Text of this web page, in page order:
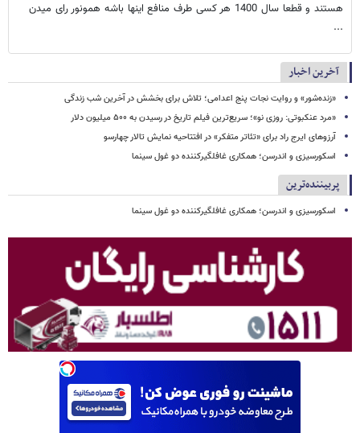
هستند و قطعا سال 1400 هر کسی طرف منافع اینها باشه همونور رای میدن
...
آخرین اخبار
«زنده‌شور» و روایت نجات پنج اعدامی؛ تلاش برای بخشش در آخرین شب زندگی
«مرد عنکبوتی: روزی نو»؛ سریع‌ترین فیلم تاریخ در رسیدن به ۵۰۰ میلیون دلار
آرزوهای ایرج راد برای «تئاتر متفکر» در افتتاحیه نمایش تالار چهارسو
اسکورسیزی و اندرسن؛ همکاری غافلگیرکننده دو غول سینما
پربیننده‌ترین
اسکورسیزی و اندرسن؛ همکاری غافلگیرکننده دو غول سینما